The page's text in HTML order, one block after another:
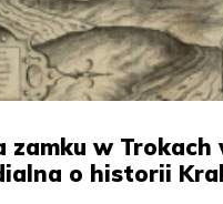
zamku w Trokach
o historii